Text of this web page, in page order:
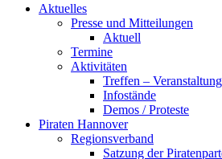
Aktuelles
Presse und Mitteilungen
Aktuell
Termine
Aktivitäten
Treffen –
Infostände
Demos / Proteste
Piraten Hannover
Regionsverband
Satzung der